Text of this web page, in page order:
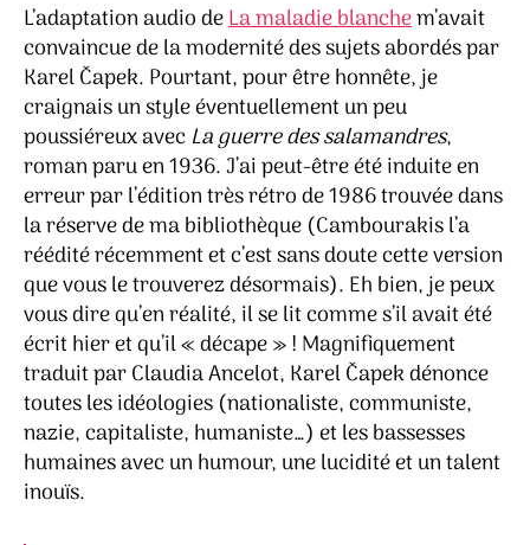
L’adaptation audio deLa maladie blanchem’avait
convaincue de la modernité des sujets abordés par
Karel Čapek. Pourtant, pour être honnête, je
craignais un style éventuellement un peu
poussiéreux avec La guerre des salamandres,
roman paru en 1936. J’ai peut-être été induite en
erreur par l’édition très rétro de 1986 trouvée dans
la réserve de ma bibliothèque (Cambourakis l’a
réédité récemment et c’est sans doute cette version
que vous le trouverez désormais). Eh bien, je peux
vous dire qu’en réalité, il se lit comme s’il avait été
écrit hier et qu’il « décape » ! Magnifiquement
traduit par Claudia Ancelot, Karel Čapek dénonce
toutes les idéologies (nationaliste, communiste,
nazie, capitaliste, humaniste…) et les bassesses
humaines avec un humour, une lucidité et un talent
inouïs.